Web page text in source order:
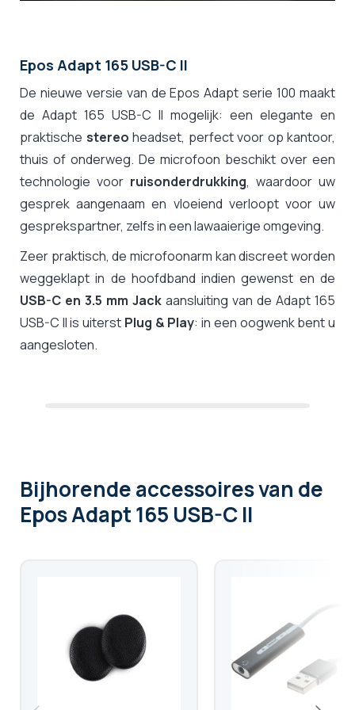
Epos Adapt 165 USB-C II
De nieuwe versie van de Epos Adapt serie 100 maakt
de Adapt 165 USB-C II mogelijk: een elegante en
praktische stereo headset, perfect voor op kantoor,
thuis of onderweg. De microfoon beschikt over een
technologie voor ruisonderdrukking, waardoor uw
gesprek aangenaam en vloeiend verloopt voor uw
gesprekspartner, zelfs in een lawaaierige omgeving.
Zeer praktisch, de microfoonarm kan discreet worden
weggeklapt in de hoofdband indien gewenst en de
USB-C en 3.5 mm Jack aansluiting van de Adapt 165
USB-C II is uiterst Plug & Play: in een oogwenk bent u
aangesloten.
Bijhorende accessoiresvan de
Epos Adapt 165 USB-C II